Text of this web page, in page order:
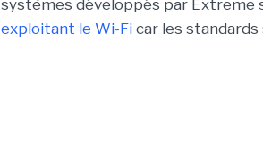
systèmes développés par Extreme
exploitant le Wi-Fi car les